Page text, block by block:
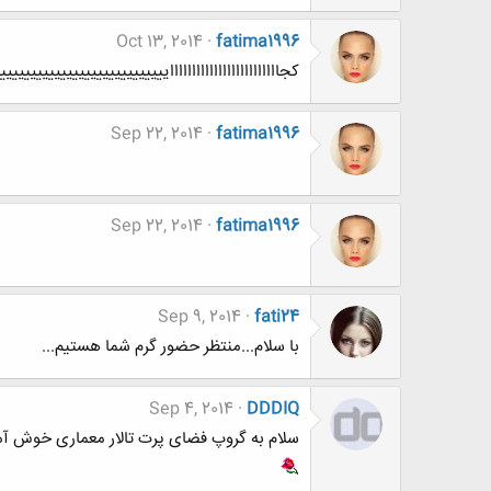
fatima1996
Oct 13, 2014
fatima1996
Sep 22, 2014
fatima1996
Sep 22, 2014
fati24
Sep 9, 2014
با سلام...منتظر حضور گرم شما هستیم...
DDDIQ
Sep 4, 2014
سلام به گروپ فضای پرت تالار معماری خوش